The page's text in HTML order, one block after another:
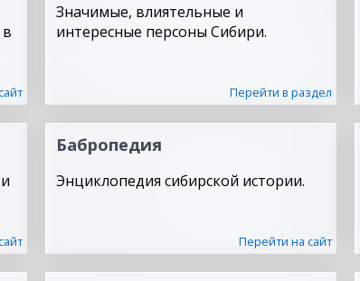
Значимые, влиятельные и
интересные персоны Сибири.
Перейти в раздел
Бабропедия
Энциклопедия сибирской истории.
Перейти на сайт